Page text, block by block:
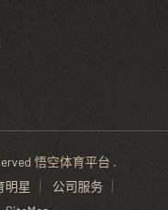
悟空体育平台 .
明星
公司服务